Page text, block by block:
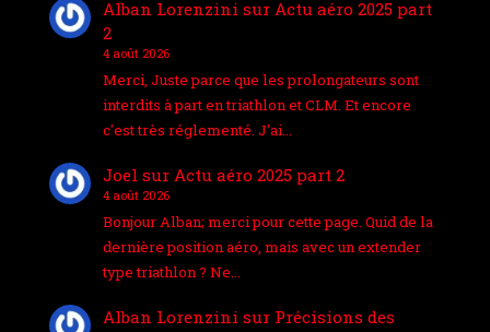
Alban Lorenzini sur Actu aéro 2025 part
2
4 août 2026
Merci, Juste parce que les prolongateurs sont
interdits à part en triathlon et CLM. Et encore
c'est très réglementé. J'ai…
Joel sur Actu aéro 2025 part 2
4 août 2026
Bonjour Alban; merci pour cette page. Quid de la
dernière position aéro, mais avec un extender
type triathlon ? Ne…
Alban Lorenzini sur Précisions des